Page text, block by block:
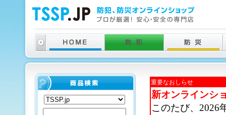
重要なおしらせ
新オンラインシ
このたび、2026